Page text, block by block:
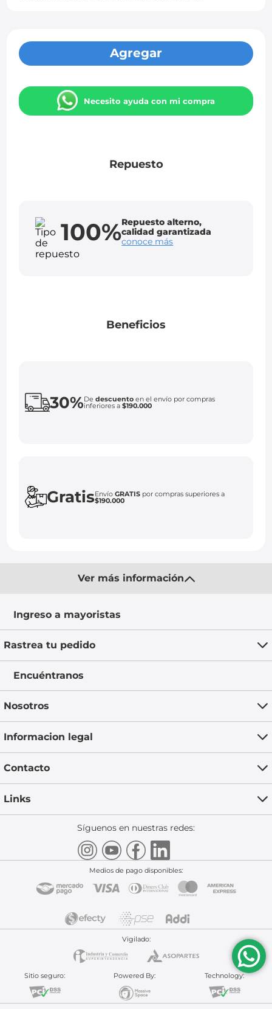
Agregar
Necesito ayuda con mi compra
Repuesto
100%Repuesto alterno,
calidad garantizada
conoce más
Beneficios
30%Dedescuento en el envío por compras
inferiores a$190.000
GratisEnvíoGRATIS por compras superiores a
$190.000
Ver más información
Ingreso a mayoristas
Rastrea tu pedido
Encuéntranos
Nosotros
Informacion legal
Contacto
Links
Síguenos en nuestras redes:
Medios de pago disponibles:
Vigilado:
Sitio seguro: Powered By: Technology: